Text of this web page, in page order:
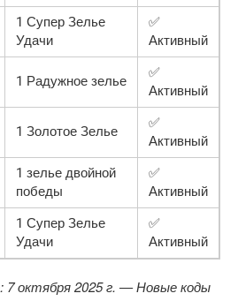
1 Супер Зелье
Удачи
✅
Активный
1 Радужное зелье
✅
Активный
1 Золотое Зелье
✅
Активный
1 зелье двойной
победы
✅
Активный
1 Супер Зелье
Удачи
✅
Активный
7 октября 2025 г. — Новые коды